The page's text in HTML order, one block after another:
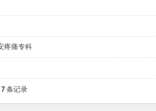
疼痛专科
7条记录